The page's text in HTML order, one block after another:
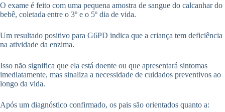
O exame é feito com uma pequena amostra de sangue do calcanhar do
bebê, coletada entre o 3º e o 5º dia de vida.
Um resultado positivo para G6PD indica que a criança tem deficiência
na atividade da enzima.
Isso não significa que ela está doente ou que apresentará sintomas
imediatamente, mas sinaliza a necessidade de cuidados preventivos ao
longo da vida.
Após um diagnóstico confirmado, os pais são orientados quanto a: